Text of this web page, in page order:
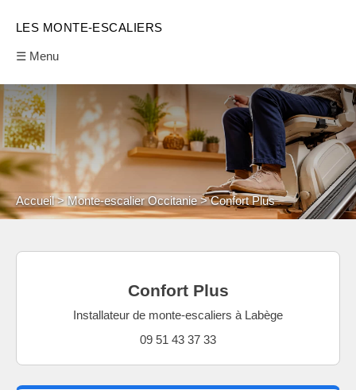
LES MONTE-ESCALIERS
☰ Menu
Accueil Monte-escalier Occitanie Confort Plus
Confort Plus
Installateur de monte-escaliers à Labège
09 51 43 37 33